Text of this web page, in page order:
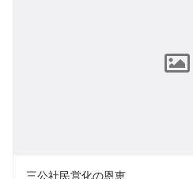
三公社民営化の恩恵